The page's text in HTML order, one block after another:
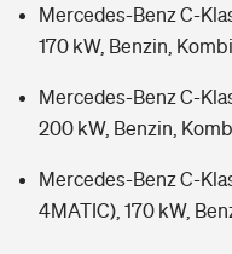
Mercedes-Benz C-
170 kW, Benzin,
Mercedes-Benz C-
200 kW, Benzin,
Mercedes-Benz C-
4MATIC), 170 kW,